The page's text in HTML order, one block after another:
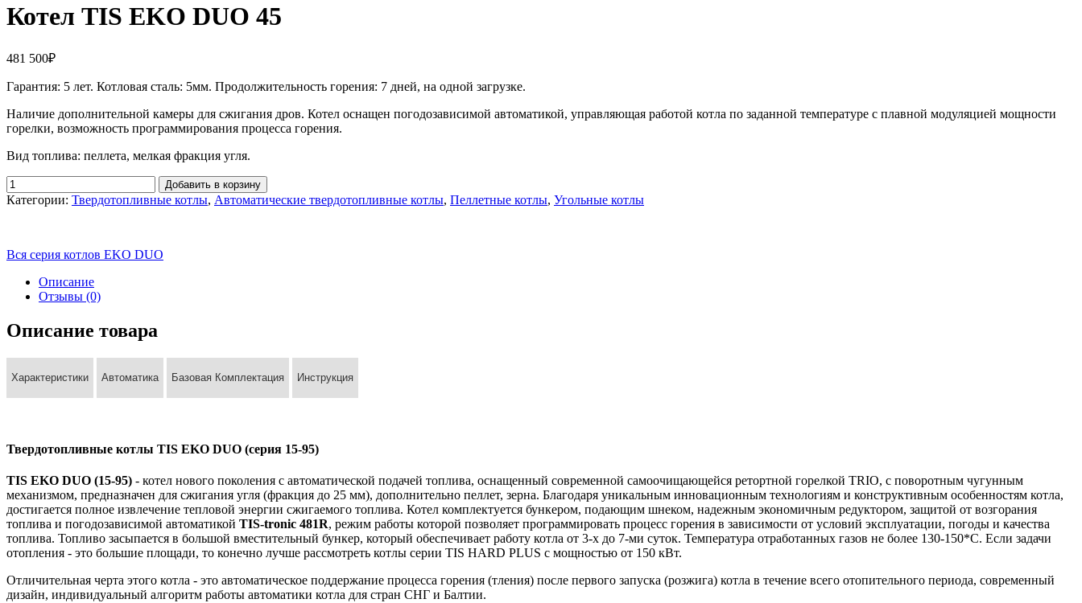
Котел TIS EKO DUO 45
481 500₽
Гарантия: 5 лет. Котловая сталь: 5мм. Продолжительность горения: 7 дней, на одной загрузке.
Наличие дополнительной камеры для сжигания дров. Котел оснащен погодозависимой автоматикой, управляющая работой котла по заданной температуре с плавной модуляцией мощности
горелки, возможность программирования процесса горения.
Вид топлива: пеллета, мелкая фракция угля.
Добавить в корзину
Категории: Твердотопливные котлы, Автоматические твердотопливные котлы, Пеллетные котлы, Угольные котлы
Вся серия котлов EKO DUO
Описание
Отзывы (0)
Описание товара
Характеристики Автоматика Базовая Комплектация Инструкция
Твердотопливные котлы TIS EKO DUO (серия 15-95)
TIS EKO DUO (15-95) - котел нового поколения с автоматической подачей топлива, оснащенный современной самоочищающейся ретортной горелкой TRIO, с поворотным чугунным
механизмом, предназначен для сжигания угля (фракция до 25 мм), дополнительно пеллет, зерна. Благодаря уникальным инновационным технологиям и конструктивным особенностям котла,
достигается полное извлечение тепловой энергии сжигаемого топлива. Котел комплектуется бункером, подающим шнеком, надежным экономичным редуктором, защитой от возгорания
топлива и погодозависимой автоматикой TIS-tronic 481R, режим работы которой позволяет программировать процесс горения в зависимости от условий эксплуатации, погоды и качества
топлива. Топливо засыпается в большой вместительный бункер, который обеспечивает работу котла от 3-х до 7-ми суток. Температура отработанных газов не более 130-150*С. Если задачи
отопления - это большие площади, то конечно лучше рассмотреть котлы серии TIS HARD PLUS с мощностью от 150 кВт.
Отличительная черта этого котла - это автоматическое поддержание процесса горения (тления) после первого запуска (розжига) котла в течение всего отопительного периода, современный
дизайн, индивидуальный алгоритм работы автоматики котла для стран СНГ и Балтии.